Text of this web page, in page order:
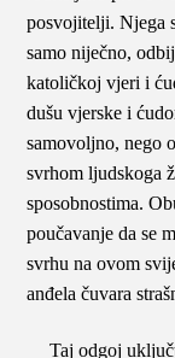
posvojitelji. Njega
samo niječno,
katoličkoj vjeri i
dušu vjerske i
samovoljno, nego
svrhom ljudskoga
sposobnostima.
poučavanje da se
svrhu na ovom
anđela čuvara
Taj odgoj